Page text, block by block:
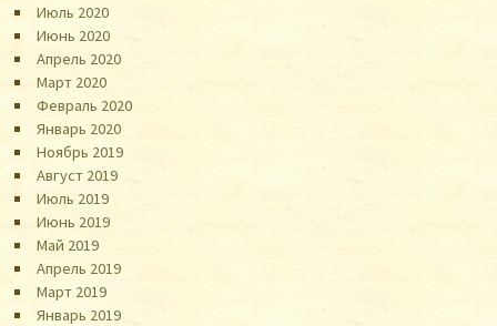
Июль 2020
Июнь 2020
Апрель 2020
Март 2020
Февраль 2020
Январь 2020
Ноябрь 2019
Август 2019
Июль 2019
Июнь 2019
Май 2019
Апрель 2019
Март 2019
Январь 2019